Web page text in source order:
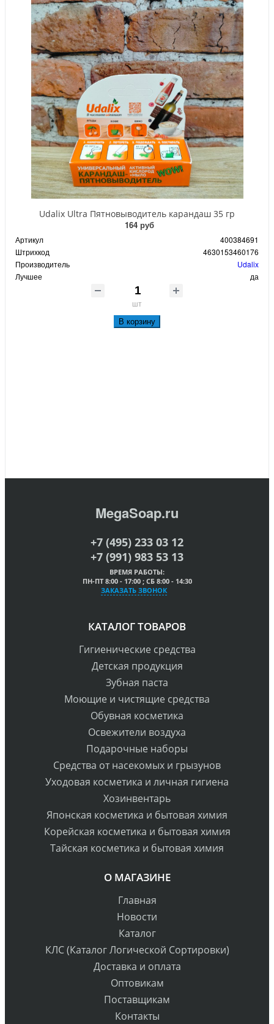
Udalix Ultra Пятновыводитель карандаш 35 гр
164 руб
Артикул
400384691
Штрихкод
4630153460176
Производитель
Udalix
Лучшее
да
шт
В корзину
MegaSoap.ru
+7 (495) 233 03 12
+7 (991) 983 53 13
ВРЕМЯ РАБОТЫ:
ПН-ПТ 8:00 - 17:00 ; СБ 8:00 - 14:30
ЗАКАЗАТЬ ЗВОНОК
КАТАЛОГ ТОВАРОВ
Гигиенические средства
Детская продукция
Зубная паста
Моющие и чистящие средства
Обувная косметика
Освежители воздуха
Подарочные наборы
Средства от насекомых и грызунов
Уходовая косметика и личная гигиена
Хозинвентарь
Японская косметика и бытовая химия
Корейская косметика и бытовая химия
Тайская косметика и бытовая химия
О МАГАЗИНЕ
Главная
Новости
Каталог
КЛС (Каталог Логической Сортировки)
Доставка и оплата
Оптовикам
Поставщикам
Контакты